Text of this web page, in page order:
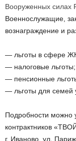
Вооруженных силах
Военнослужащие,
вознаграждение и
— льготы в сфере
— налоговые льготы;
— пенсионные
— льготы для семей
Подробности можно
контрактников
г. Иваново, ул.